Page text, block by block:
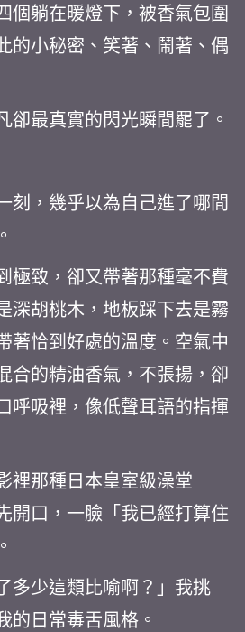
個躺在暖燈下，被香氣包圍
的小秘密、笑著、鬧著、偶
卻最真實的閃光瞬間罷了。
刻，幾乎以為自己進了哪間
極致，卻又帶著那種毫不費
深胡桃木，地板踩下去是霧
著恰到好處的溫度。空氣中
合的精油香氣，不張揚，卻
呼吸裡，像低聲耳語的指揮
裡那種日本皇室級澡堂
口，一臉「我已經打算住
多少這類比喻啊？」我挑
的日常毒舌風格。